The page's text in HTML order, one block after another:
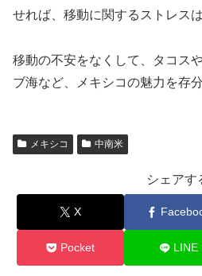
せれば、移動に関するストレス
移動の不安をなくして、タコス
ブ海など、メキシコの魅力を存
メキシコ 中南米
シェアす
X
Pocket LINE